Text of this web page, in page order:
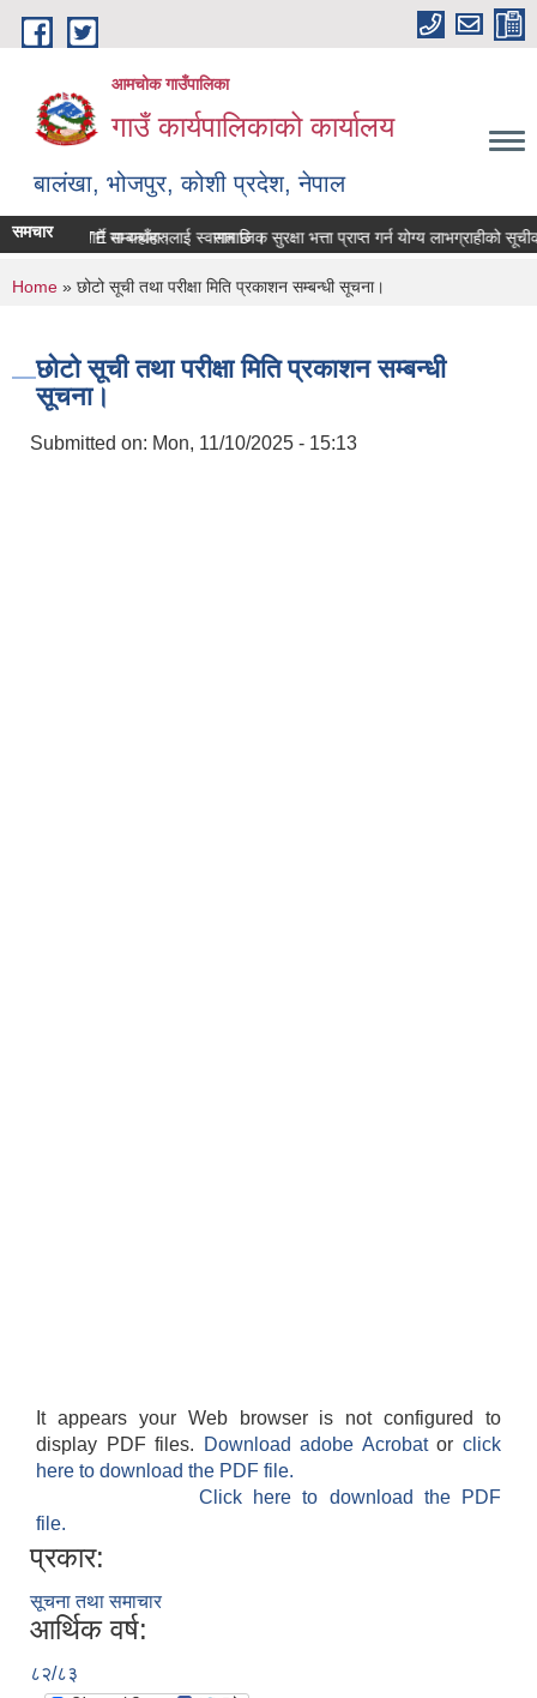
Skip to main content
आमचोक गाउँपालिका
गाउँ कार्यपालिकाको कार्यालय
बालंखा, भोजपुर, कोशी प्रदेश, नेपाल
WEBSITE मा यहाँहरुलाई स्वागत छ ।
समचार
विवरण पेश गर्ने सम्बन्धमा। सामाजिक सुरक्षा भत्ता प्राप्‍त गर्न योग्य लाभग्राहीको
You are here
Home » छोटो सूची तथा परीक्षा मिति प्रकाशन सम्बन्धी सूचना।
छोटो सूची तथा परीक्षा मिति प्रकाशन सम्बन्धी
सूचना।
Submitted on: Mon, 11/10/2025 - 15:13
It appears your Web browser is not configured to
display PDF files.
Download adobe Acrobatorclick
here to download the PDF file.
Click here to download the PDF
file.
प्रकार:
सूचना तथा समाचार
आर्थिक वर्ष:
८२/८३